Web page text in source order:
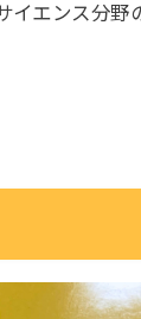
イエンス分野